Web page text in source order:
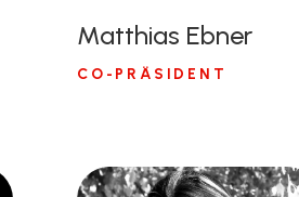
Matthias Ebner
CO-PRÄSIDENT